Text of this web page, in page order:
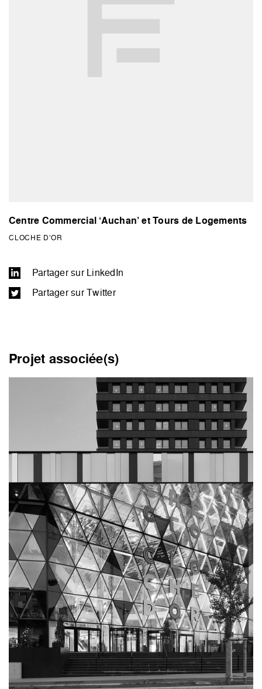
Centre Commercial ‘Auchan’ et Tours de Logements
CLOCHE D’OR
Partager sur LinkedIn
Partager sur Twitter
Projet associée(s)